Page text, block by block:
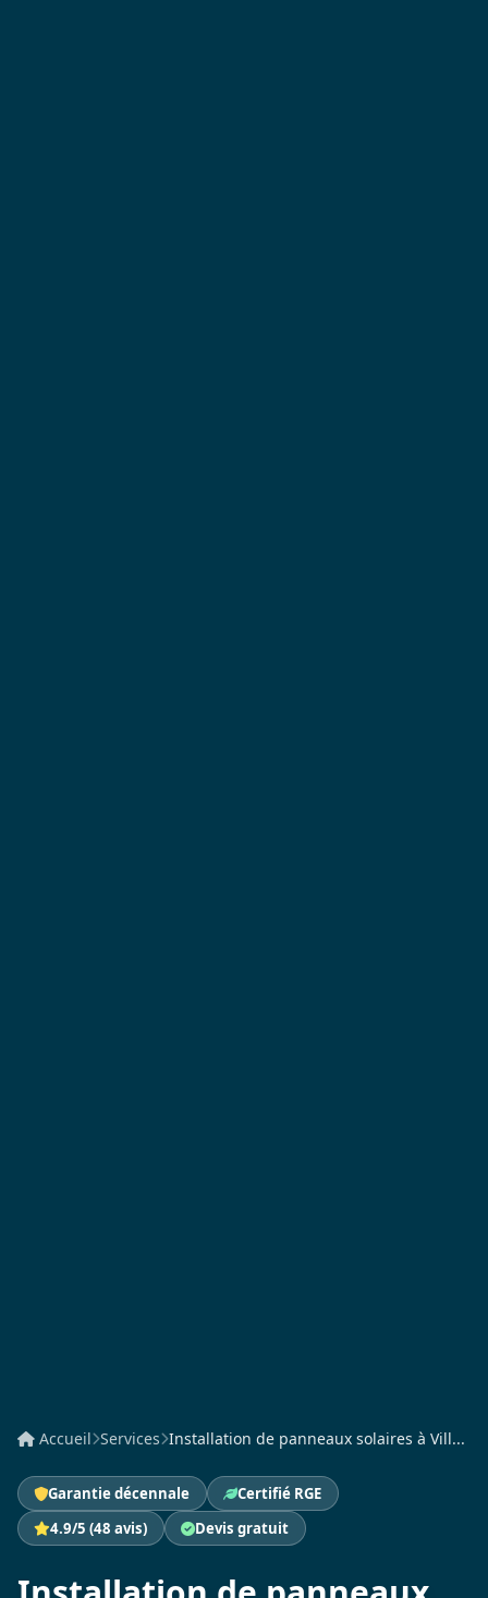
Accueil Services Installation de panneaux solaires à Vill...
Garantie décennale
Certifié RGE
4.9/5 (48 avis)
Devis gratuit